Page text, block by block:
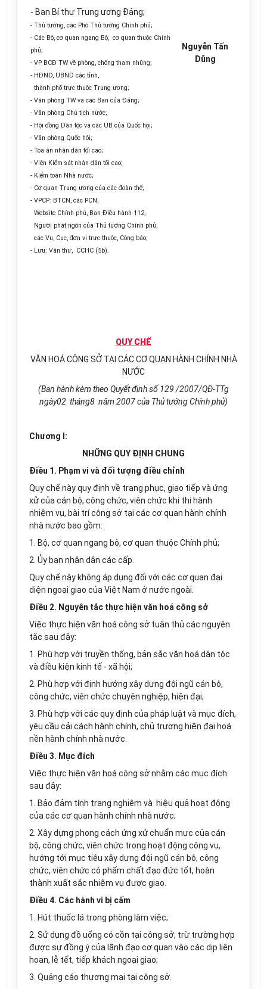
- Ban Bí thư Trung ương Đảng;
- Thủ tướng, các Phó Thủ tướng Chính phủ;
- Các Bộ, cơ quan ngang Bộ, cơ quan thuộc Chính
phủ;
- VP BCĐ TW về phòng, chống tham nhũng;
- HĐND, UBND các tỉnh,
thành phố trực thuộc Trung ương;
- Văn phòng TW và các Ban của Đảng;
- Văn phòng Chủ tịch nước;
- Hội đồng Dân tộc và các UB của Quốc hội;
- Văn phòng Quốc hội;
- Tòa án nhân dân tối cao;
- Viện Kiểm sát nhân dân tối cao;
- Kiểm toán Nhà nước;
- Cơ quan Trung ương của các đoàn thể;
- VPCP: BTCN, các PCN,
Website Chính phủ, Ban Điều hành 112,
Người phát ngôn của Thủ tướng Chính phủ,
các Vụ, Cục, đơn vị trực thuộc, Công báo;
- Lưu: Văn thư, CCHC (5b).
Nguyễn Tấn
Dũng
QUY CHẾ
VĂN HOÁ CÔNG SỞ TẠI CÁC CƠ QUAN HÀNH CHÍNH NHÀ
NƯỚC
(Ban hành kèm theo Quyết định số 129 /2007/QĐ-TTg
ngày02 tháng8 năm 2007 của Thủ tướng Chính phủ)
Chương I:
NHỮNG QUY ĐỊNH CHUNG
Điều 1. Phạm vi và đối tượng điều chỉnh
Quy chế này quy định về trang phục, giao tiếp và ứng
xử của cán bộ, công chức, viên chức khi thi hành
nhiệm vụ, bài trí công sở tại các cơ quan hành chính
nhà nước bao gồm:
1. Bộ, cơ quan ngang bộ, cơ quan thuộc Chính phủ;
2. Ủy ban nhân dân các cấp.
Quy chế này không áp dụng đối với các cơ quan đại
diện ngoại giao của Việt Nam ở nước ngoài.
Điều 2. Nguyên tắc thực hiện văn hoá công sở
Việc thực hiện văn hoá công sở tuân thủ các nguyên
tắc sau đây:
1. Phù hợp với truyền thống, bản sắc văn hoá dân tộc
và điều kiện kinh tế - xã hội;
2. Phù hợp với định hướng xây dựng đội ngũ cán bộ,
công chức, viên chức chuyên nghiệp, hiện đại;
3. Phù hợp với các quy định của pháp luật và mục đích,
yêu cầu cải cách hành chính, chủ trương hiện đại hoá
nền hành chính nhà nước.
Điều 3. Mục đích
Việc thực hiện văn hoá công sở nhằm các mục đích
sau đây:
1. Bảo đảm tính trang nghiêm và hiệu quả hoạt động
của các cơ quan hành chính nhà nước;
2. Xây dựng phong cách ứng xử chuẩn mực của cán
bộ, công chức, viên chức trong hoạt động công vụ,
hướng tới mục tiêu xây dựng đội ngũ cán bộ, công
chức, viên chức có phẩm chất đạo đức tốt, hoàn
thành xuất sắc nhiệm vụ được giao.
Điều 4. Các hành vi bị cấm
1. Hút thuốc lá trong phòng làm việc;
2. Sử dụng đồ uống có cồn tại công sở, trừ trường hợp
được sự đồng ý của lãnh đạo cơ quan vào các dịp liên
hoan, lễ tết, tiếp khách ngoại giao;
3. Quảng cáo thương mại tại công sở.